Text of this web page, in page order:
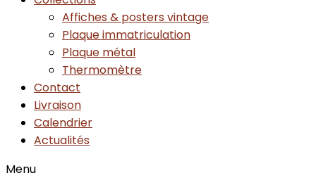
Affiches & posters vintage
Plaque immatriculation
Plaque métal
Thermomètre
Contact
Livraison
Calendrier
Actualités
Menu